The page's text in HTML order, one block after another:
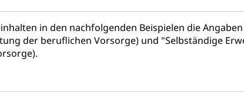
in den nachfolgenden Beispielen die
der beruflichen Vorsorge) und "Selbständige
Biomasse
Zentralschweiz
Grundeigentum, Grundstück